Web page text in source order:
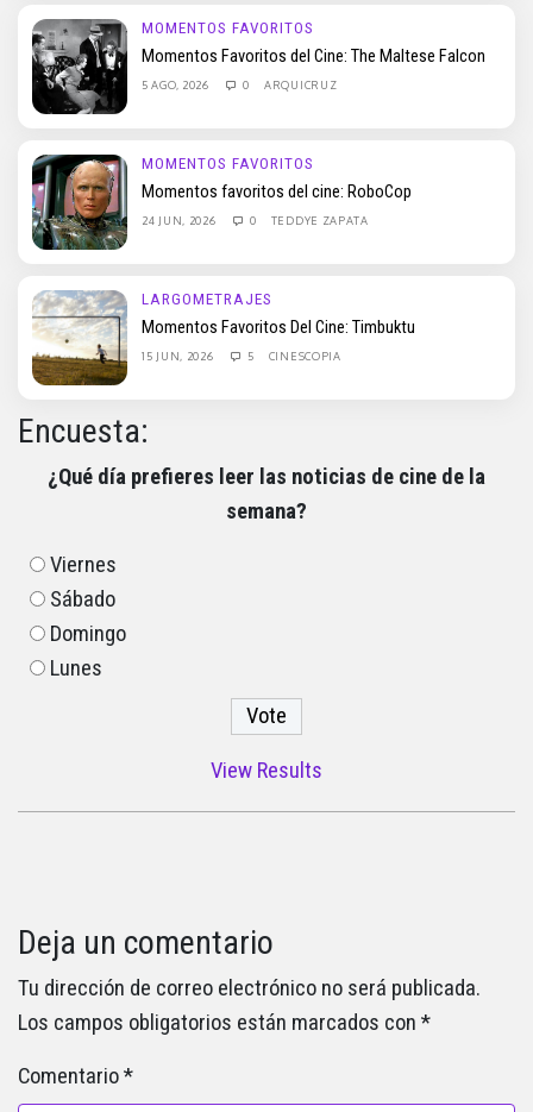
MOMENTOS FAVORITOS
Momentos Favoritos del Cine: The Maltese Falcon
5 AGO, 2026 0 ARQUICRUZ
MOMENTOS FAVORITOS
Momentos favoritos del cine: RoboCop
24 JUN, 2026 0 TEDDYE ZAPATA
LARGOMETRAJES
Momentos Favoritos Del Cine: Timbuktu
15 JUN, 2026 5 CINESCOPIA
Encuesta:
¿Qué día prefieres leer las noticias de cine de la
semana?
Viernes
Sábado
Domingo
Lunes
View Results
Deja un comentario
Tu dirección de correo electrónico no será publicada.
Los campos obligatorios están marcados con *
Comentario*